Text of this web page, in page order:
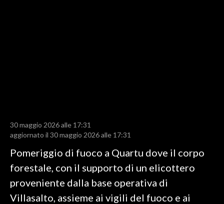
CALCIO REGIONALE
BASKET
VOLLEY
MOTORI
TENNIS
30 maggio 2026 alle 17:31
aggiornato il 30 maggio 2026 alle 17:31
Pomeriggio di fuoco a Quartu dove il corpo
forestale, con il supporto di un elicottero
proveniente dalla base operativa di
Villasalto, assieme ai vigili del fuoco e ai